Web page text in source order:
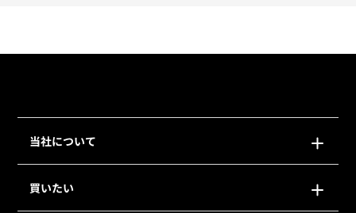
当社について
買いたい